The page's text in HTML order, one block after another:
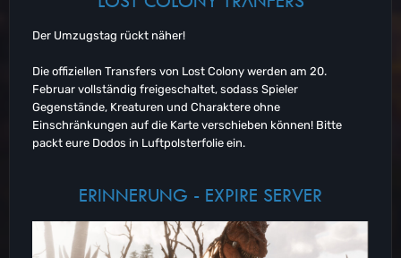
Der Umzugstag rückt näher!
Die offiziellen Transfers von Lost Colony werden am 20.
Februar vollständig freigeschaltet, sodass Spieler
Gegenstände, Kreaturen und Charaktere ohne
Einschränkungen auf die Karte verschieben können! Bitte
packt eure Dodos in Luftpolsterfolie ein.
ERINNERUNG - EXPIRE SERVER